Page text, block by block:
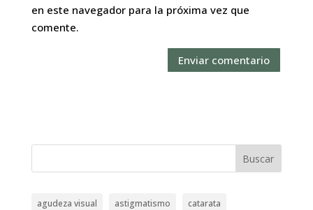
en este navegador para la próxima vez que
comente.
Buscar
agudeza visual astigmatismo
catarata